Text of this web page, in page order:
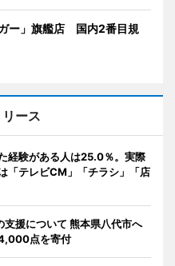
ー」旗艦店 国内2番目規
ース
経験がある人は25.0％。実際
「テレビCM」「チラシ」「店
支援について 熊本県八代市へ
点を寄付